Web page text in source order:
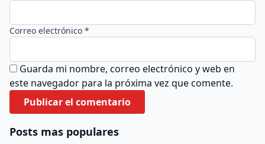
Correo electrónico *
Guarda mi nombre, correo electrónico y web en
este navegador para la próxima vez que comente.
Posts mas populares